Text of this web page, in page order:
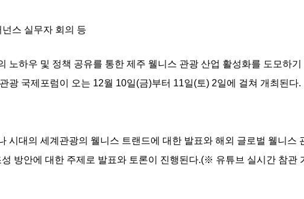
스 실무자 회의 등
하우 및 정책 공유를 통한 제주 웰니스 관광 산업 활성화를 도모하기
광 국제포럼이 오는 12월 10일(금)부터 11일(토) 2일에 걸쳐 개최된다.
시대의 세계관광의 웰니스 트랜드에 대한 발표와 해외 글로벌 웰니스
방안에 대한 주제로 발표와 토론이 진행된다.(※ 유튜브 실시간 참관